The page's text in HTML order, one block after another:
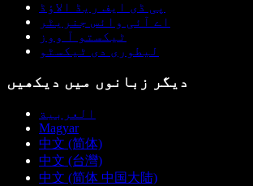
پی ڈی ایف ریڈ الاؤڈ
اے آئی وائس جنریٹر
ٹیکستو آ ووز
لیطوری دی ٹیکسٹو
دیگر زبانوں میں دیکھیں
العربية
Magyar
中文 (简体)
中文 (台灣)
中文 (简体 中国大陆)